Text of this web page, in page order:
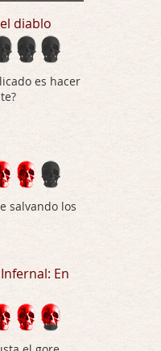
me ha …
diablo
es hacer
salvando los
En